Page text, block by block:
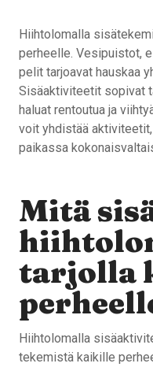
Hiihtolomalla
perheelle. Vesipuistot,
pelit tarjoavat hauskaa
Sisäaktiviteetit sopivat
haluat rentoutua ja
voit yhdistää
paikassa
Mitä
tarjolla
Hiihtolomalla
tekemistä kaikille